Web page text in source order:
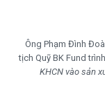
Ông Phạm Đình
tịch Quỹ BK Fund
KHCN vào sản